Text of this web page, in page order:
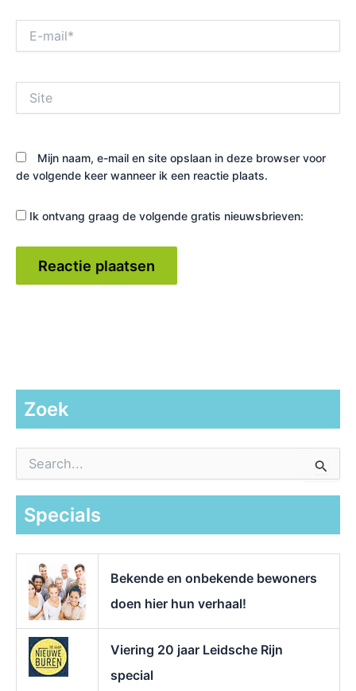
mail*
Mijn naam, e-mail en site opslaan in deze browser voor
de volgende keer wanneer ik een reactie plaats.
Ik ontvang graag de volgende gratis nieuwsbrieven:
Zoek
a
Specials
Bekende en onbekende bewoners
doen hier hun verhaal!
Viering 20 jaar Leidsche Rijn
special